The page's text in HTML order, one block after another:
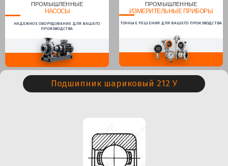
ПРОМЫШЛЕННЫЕ
НАСОСЫ
НАДЕЖНОЕ ОБОРУДОВАНИЕ ДЛЯ ВАШЕГО
ПРОИЗВОДСТВА
ПРОМЫШЛЕННЫЕ
ИЗМЕРИТЕЛЬНЫЕ ПРИБОРЫ
ТОЧНЫЕ РЕШЕНИЯ ДЛЯ ВАШЕГО ПРОИЗВОДСТВА
Подшипник шариковый 212 У